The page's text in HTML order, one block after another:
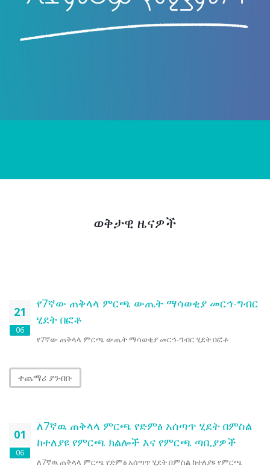
ወቅታዊ ዜናዎች
21
06
የ7ኛው ጠቅላላ ምርጫ ውጤት ማሳወቂያ መርኅ-ግብር
ሂደት በፎቶ
የ7ኛው ጠቅላላ ምርጫ ውጤት ማሳወቂያ መርኅ-ግብር ሂደት በፎቶ
ተጨማሪ ያንብቡ
01
06
ለ7ኛዉ ጠቅላላ ምርጫ የድምፅ አሰጣጥ ሂደት በምስል
ከተለያዩ የምርጫ ክልሎች እና የምርጫ ጣቢያዎች
ለ7ኛዉ ጠቅላላ ምርጫ የድምፅ አሰጣጥ ሂደት በምስል ከተለያዩ የምርጫ